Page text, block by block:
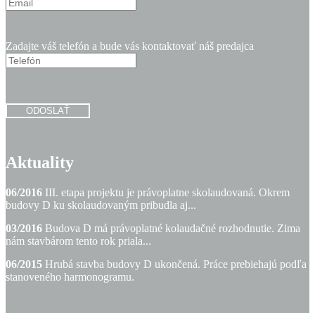
Zadajte váš telefón a bude vás kontaktovať náš predajca
ODOSLAŤ
Aktuality
06/2016 III. etapa projektu je právoplatne skolaudovaná. Okrem
budovy D ku skolaudovaným pribudla aj...
03/2016 Budova D má právoplatné kolaudačné rozhodnutie. Zima
nám stavbárom tento rok priala...
06/2015 Hrubá stavba budovy D ukončená. Práce prebiehajú podľa
stanoveného harmonogramu.